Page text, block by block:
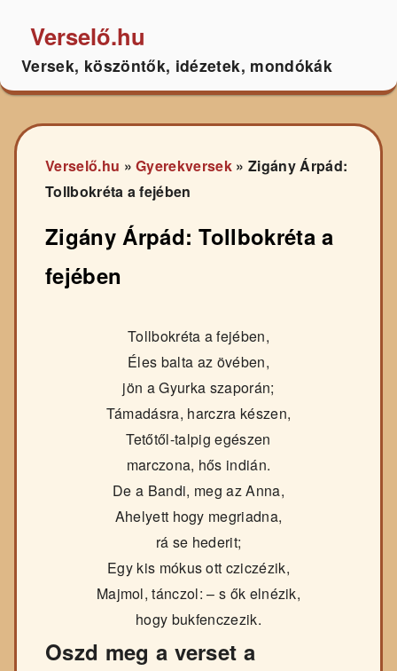
Verselő.hu
Versek, köszöntők, idézetek, mondókák
Verselő.hu »Gyerekversek » Zigány Árpád:
Tollbokréta a fejében
Zigány Árpád: Tollbokréta a
fejében
Tollbokréta a fejében,
Éles balta az övében,
jön a Gyurka szaporán;
Támadásra, harczra készen,
Tetőtől-talpig egészen
marczona, hős indián.
De a Bandi, meg az Anna,
Ahelyett hogy megriadna,
rá se hederit;
Egy kis mókus ott cziczézik,
Majmol, tánczol: – s ők elnézik,
hogy bukfenczezik.
Oszd meg a verset a